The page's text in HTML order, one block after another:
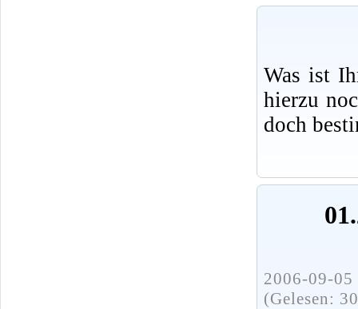
Was ist
hierzu
doch
2006-09-
(Gelesen: